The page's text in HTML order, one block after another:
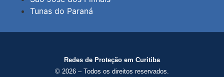
Tunas do Paraná
Redes de Proteção em Curitiba
© 2026 – Todos os direitos reservados.